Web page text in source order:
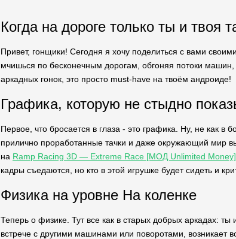
Когда на дороге только ты и твоя
Привет, гонщики! Сегодня я хочу поделиться с вами
мчишься по бесконечным дорогам, обгоняя потоки
аркадных гонок, это просто must-have на твоём андроиде!
Графика, которую не стыдно
Первое, что бросается в глаза - это графика. Ну, не как
прилично проработанные тачки и даже окружающий мир
на Ramp Racing 3D — Extreme Race [МОД Unlimited Money]
кадры съедаются, но кто в этой игрушке будет сидеть и
Физика на уровне На коленке
Теперь о физике. Тут все как в старых добрых аркадах:
встрече с другими машинами или поворотами, возникает